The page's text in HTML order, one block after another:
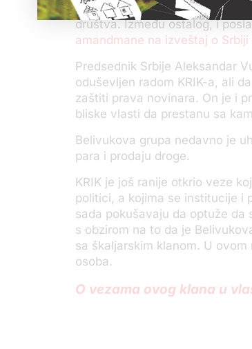
brojna domaća i međunarodna
društva. Između ostalog, i
amandmane na izveštaj o Srbiji
Predsednik Srbije Aleksandar
oduševljen radom KRIK-a, ali da
zaštiti prava novinara. On je i
bliske vlasti da prestanu sa
Belivukova grupa nedavno je
para i prodaju droge.
KRIK je još ranije otkrio veze
politici, a kojima se institucije i
sada pokušavaju da optuže da
s obzirom na to da je
sa škaljarskim klanom. U
osoba.
O vezama ovog klana u